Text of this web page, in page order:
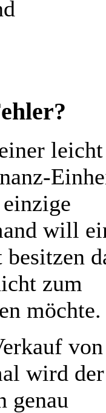
leicht
will
zum
möchte.
von
wird der
genau